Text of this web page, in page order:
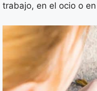
trabajo, en el ocio o